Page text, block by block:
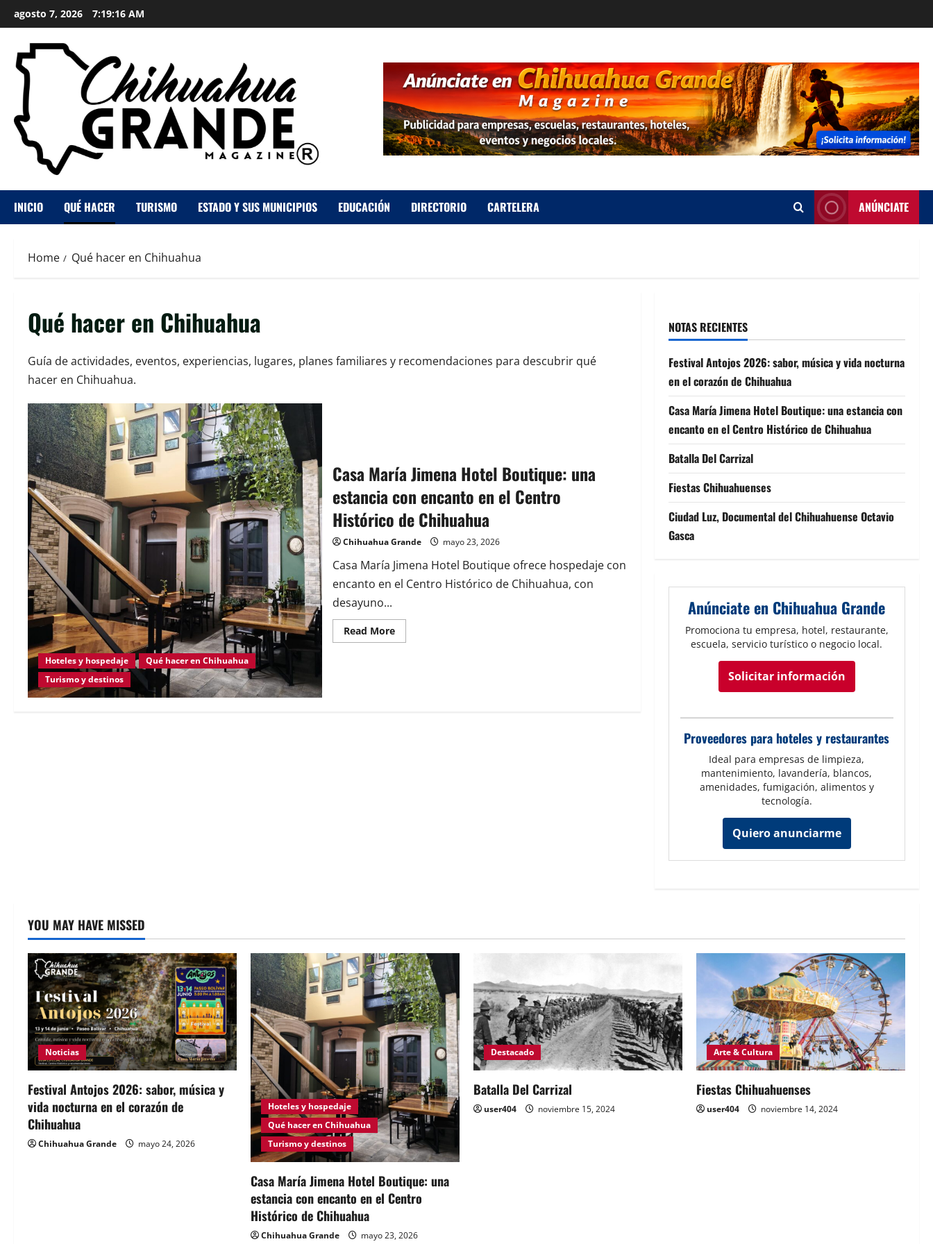
agosto 7, 2026 7:19:17 AM
INICIO QUÉ HACER TURISMO ESTADO Y SUS MUNICIPIOS EDUCACIÓN DIRECTORIO CARTELERA ANÚNCIATE
Home Qué hacer en Chihuahua
Qué hacer en Chihuahua
Guía de actividades, eventos, experiencias, lugares, planes familiares y recomendaciones para descubrir qué
hacer en Chihuahua.
Hoteles y hospedaje
Qué hacer en Chihuahua
Turismo y destinos
Casa María Jimena Hotel Boutique: una
estancia con encanto en el Centro
Histórico de Chihuahua
Chihuahua Grande mayo 23, 2026
Casa María Jimena Hotel Boutique ofrece hospedaje con
encanto en el Centro Histórico de Chihuahua, con
desayuno...
Read More
NOTAS RECIENTES
Festival Antojos 2026: sabor, música y vida nocturna
en el corazón de Chihuahua
Casa María Jimena Hotel Boutique: una estancia con
encanto en el Centro Histórico de Chihuahua
Batalla Del Carrizal
Fiestas Chihuahuenses
Ciudad Luz, Documental del Chihuahuense Octavio
Gasca
Anúnciate en Chihuahua Grande
Promociona tu empresa, hotel, restaurante,
escuela, servicio turístico o negocio local.
Solicitar información
Proveedores para hoteles y restaurantes
Ideal para empresas de limpieza,
mantenimiento, lavandería, blancos,
amenidades, fumigación, alimentos y
tecnología.
Quiero anunciarme
YOU MAY HAVE MISSED
Noticias
Festival Antojos 2026: sabor, música y
vida nocturna en el corazón de
Chihuahua
Chihuahua Grande mayo 24, 2026
Hoteles y hospedaje
Qué hacer en Chihuahua
Turismo y destinos
Casa María Jimena Hotel Boutique: una
estancia con encanto en el Centro
Histórico de Chihuahua
Chihuahua Grande mayo 23, 2026
Destacado
Batalla Del Carrizal
user404 noviembre 15, 2024
Arte & Cultura
Fiestas Chihuahuenses
user404 noviembre 14, 2024